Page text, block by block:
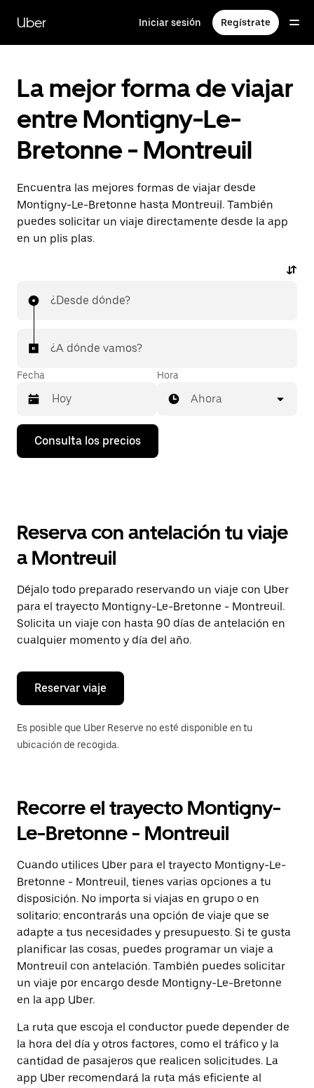
contenido
principal
Uber Iniciar sesión Regístrate
La mejor forma de viajar
entre Montigny-Le-
Bretonne - Montreuil
Encuentra las mejores formas de viajar desde
Montigny-Le-Bretonne hasta Montreuil. También
puedes solicitar un viaje directamente desde la app
en un plis plas.
¿Desde dónde?
¿A dónde vamos?
Fecha
Pulsa
flecha
calendario
seleccionar
fecha.
Pulsa
el
botón
de
escape
cerrar
calendario.
Hora
Ahora
Consulta los precios
Reserva con antelación tu viaje
a Montreuil
Déjalo todo preparado reservando un viaje con Uber
para el trayecto Montigny-Le-Bretonne - Montreuil.
Solicita un viaje con hasta 90 días de antelación en
cualquier momento y día del año.
Reservar viaje
Es posible que Uber Reserve no esté disponible en tu
ubicación de recogida.
Recorre el trayecto Montigny-
Le-Bretonne - Montreuil
Cuando utilices Uber para el trayecto Montigny-Le-
Bretonne - Montreuil, tienes varias opciones a tu
disposición. No importa si viajas en grupo o en
solitario: encontrarás una opción de viaje que se
adapte a tus necesidades y presupuesto. Si te gusta
planificar las cosas, puedes programar un viaje a
Montreuil con antelación. También puedes solicitar
un viaje por encargo desde Montigny-Le-Bretonne
en la app Uber.
La ruta que escoja el conductor puede depender de
la hora del día y otros factores, como el tráfico y la
cantidad de pasajeros que realicen solicitudes. La
app Uber recomendará la ruta más eficiente al